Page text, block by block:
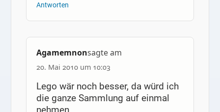
Antworten
Agamemnonsagte am
20. Mai 2010 um 10:03
Lego wär noch besser, da würd ich
die ganze Sammlung auf einmal